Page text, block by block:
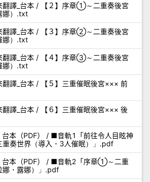
翻譯_台本 / 【２】序章①～二重奏後宮
娜）.txt
翻譯_台本 / 【３】序章②～二重奏後宮
娜）.txt
翻譯_台本 / 【４】序章③～二重奏後宮
娜）.txt
翻譯_台本 / 【５】三重催眠後宮××× 前
翻譯_台本 / 【６】三重催眠後宮××× 後
台本（PDF） / ■音軌1「前往令人目眩神
重奏世界（導入・3人催眠）」.pdf
台本（PDF） / ■音軌2「序章①～二重
娜・露娜）」.pdf